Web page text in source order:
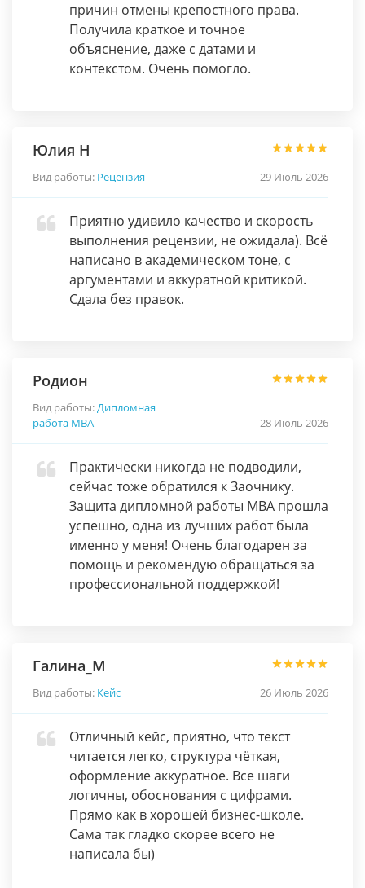
причин отмены крепостного права.
Получила краткое и точное
объяснение, даже с датами и
контекстом. Очень помогло.
Юлия Н
Вид работы: Рецензия 29 Июль 2026
Приятно удивило качество и скорость
выполнения рецензии, не ожидала). Всё
написано в академическом тоне, с
аргументами и аккуратной критикой.
Сдала без правок.
Родион
Вид работы:Дипломная
работа МВА
28 Июль 2026
Практически никогда не подводили,
сейчас тоже обратился к Заочнику.
Защита дипломной работы МВА прошла
успешно, одна из лучших работ была
именно у меня! Очень благодарен за
помощь и рекомендую обращаться за
профессиональной поддержкой!
Галина_М
Вид работы: Кейс 26 Июль 2026
Отличный кейс, приятно, что текст
читается легко, структура чёткая,
оформление аккуратное. Все шаги
логичны, обоснования с цифрами.
Прямо как в хорошей бизнес-школе.
Сама так гладко скорее всего не
написала бы)